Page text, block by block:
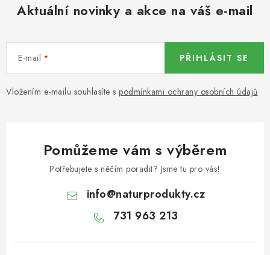
DÁRKOVÉ POUKAZY
OŘECHY NATURAL / MANDLE
OŘECHY NATURAL / KEŠU OŘECHY / KEŠU OŘECHY
CELÉ NATURAL
OŘECHY NATURAL / PODZEMNICE (ARAŠÍDY) /
PODZEMNICE OLEJNÁ BLANŠÍROVANÁ
Aktuální novinky a akce na váš e-mail
E-mail
Vložením e-mailu souhlasíte s podmínkami ochrany osobních údajů
PŘIHLÁSIT SE
Pomůžeme vám s výběrem
Potřebujete s něčím poradit? Jsme tu pro vás!
info@naturprodukty.cz
731 963 213